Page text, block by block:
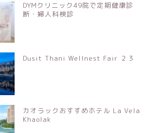
DYMクリニック49院で定期健康診
断・婦人科検診
Dusit Thani Wellnest Fair ２３
カオラックおすすめホテル La Vela
Khaolak